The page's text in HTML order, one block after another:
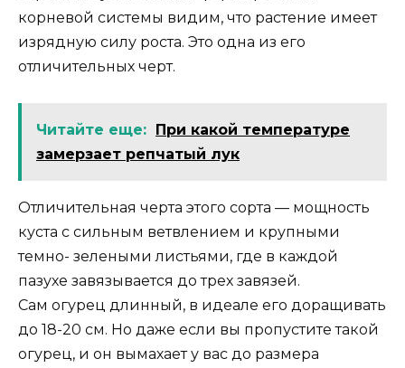
корневой системы видим, что растение имеет
изрядную силу роста. Это одна из его
отличительных черт.
Читайте еще: При какой температуре
замерзает репчатый лук
Отличительная черта этого сорта — мощность
куста с сильным ветвлением и крупными
темно- зелеными листьями, где в каждой
пазухе завязывается до трех завязей.
Сам огурец длинный, в идеале его доращивать
до 18-20 см. Но даже если вы пропустите такой
огурец, и он вымахает у вас до размера